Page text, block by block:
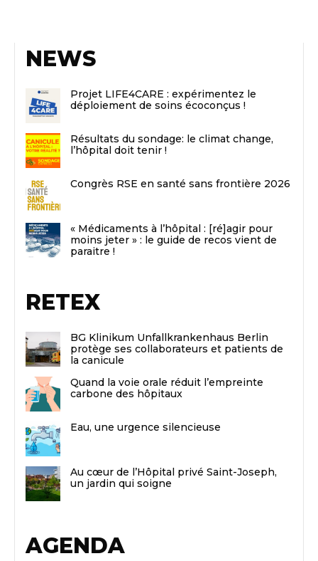
NEWS
Projet LIFE4CARE : expérimentez le
déploiement de soins écoconçus !
Résultats du sondage: le climat change,
l’hôpital doit tenir !
Congrès RSE en santé sans frontière 2026
« Médicaments à l’hôpital : [ré]agir pour
moins jeter » : le guide de recos vient de
paraitre !
RETEX
BG Klinikum Unfallkrankenhaus Berlin
protège ses collaborateurs et patients de
la canicule
Quand la voie orale réduit l’empreinte
carbone des hôpitaux
Eau, une urgence silencieuse
Au cœur de l’Hôpital privé Saint-Joseph,
un jardin qui soigne
AGENDA